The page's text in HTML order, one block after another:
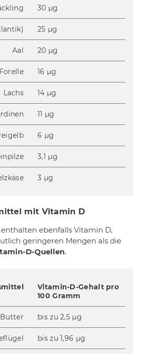
30 µg
25 µg
Aal 20 µg
Forelle 16 µg
Lachs 14 µg
11 µg
6 µg
3,1 µg
3 µg
mit Vitamin D
ebenfalls Vitamin D,
geringeren Mengen als die
D-Quellen.
Vitamin-D-Gehalt pro
100 Gramm
Butter bis zu 2,5 µg
bis zu 1,96 µg